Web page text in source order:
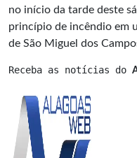
no início da tarde deste
princípio de incêndio em
de São Miguel dos
Receba as notícias do